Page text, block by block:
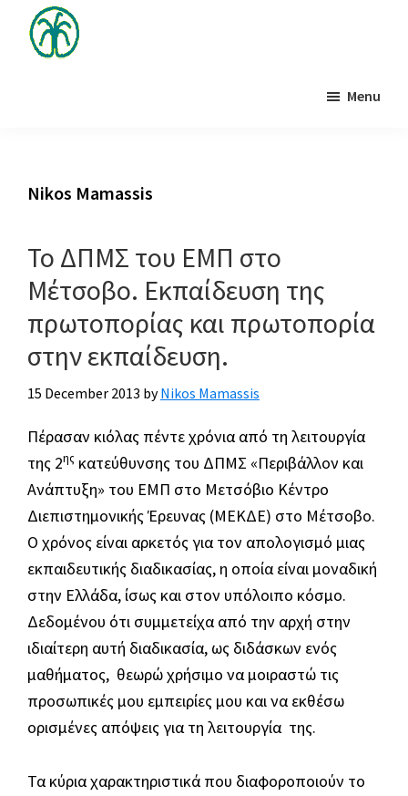
της
σχολιάζουν
θέματα
την
επιστήμη,
το
και
την
κοινωνία.
Menu
Nikos Mamassis
Το ΔΠΜΣ του ΕΜΠ στο
Μέτσοβο. Εκπαίδευση της
πρωτοπορίας και πρωτοπορία
στην εκπαίδευση.
15 December 2013 byNikos Mamassis
Πέρασαν κιόλας πέντε χρόνια από τη λειτουργία
της 2ης κατεύθυνσης του ΔΠΜΣ «Περιβάλλον και
Ανάπτυξη» του ΕΜΠ στο Μετσόβιο Κέντρο
Διεπιστημονικής Έρευνας (ΜΕΚΔΕ) στο Μέτσοβο.
Ο χρόνος είναι αρκετός για τον απολογισμό μιας
εκπαιδευτικής διαδικασίας, η οποία είναι μοναδική
στην Ελλάδα, ίσως και στον υπόλοιπο κόσμο.
Δεδομένου ότι συμμετείχα από την αρχή στην
ιδιαίτερη αυτή διαδικασία, ως διδάσκων ενός
μαθήματος, θεωρώ χρήσιμο να μοιραστώ τις
προσωπικές μου εμπειρίες μου και να εκθέσω
ορισμένες απόψεις για τη λειτουργία της.
Τα κύρια χαρακτηριστικά που διαφοροποιούν το